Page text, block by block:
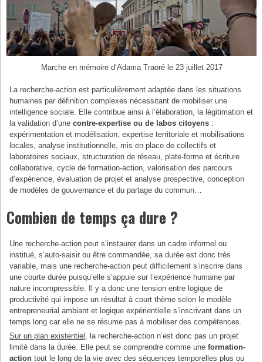
Marche en mémoire d’Adama Traoré le 23 juillet 2017
La recherche-action est particulièrement adaptée dans les situations
humaines par définition complexes nécessitant de mobiliser une
intelligence sociale. Elle contribue ainsi à l’élaboration, la légitimation et
la validation d’unecontre-expertise ou de labos citoyens :
expérimentation et modélisation, expertise territoriale et mobilisations
locales, analyse institutionnelle, mis en place de collectifs et
laboratoires sociaux, structuration de réseau, plate-forme et écriture
collaborative, cycle de formation-action, valorisation des parcours
d’expérience, évaluation de projet et analyse prospective, conception
de modèles de gouvernance et du partage du commun…
Combien de temps ça dure ?
Une recherche-action peut s’instaurer dans un cadre informel ou
institué, s’auto-saisir ou être commandée, sa durée est donc très
variable, mais une recherche-action peut difficilement s’inscrire dans
une courte durée puisqu’elle s’appuie sur l’expérience humaine par
nature incompressible. Il y a donc une tension entre logique de
productivité qui impose un résultat à court thème selon le modèle
entrepreneurial ambiant et logique expérientielle s’inscrivant dans un
temps long car elle ne se résume pas à mobiliser des compétences.
Sur un plan existentiel , la recherche-action n’est donc pas un projet
limité dans la durée. Elle peut se comprendre comme uneformation-
action tout le long de la vie avec des séquences temporelles plus ou